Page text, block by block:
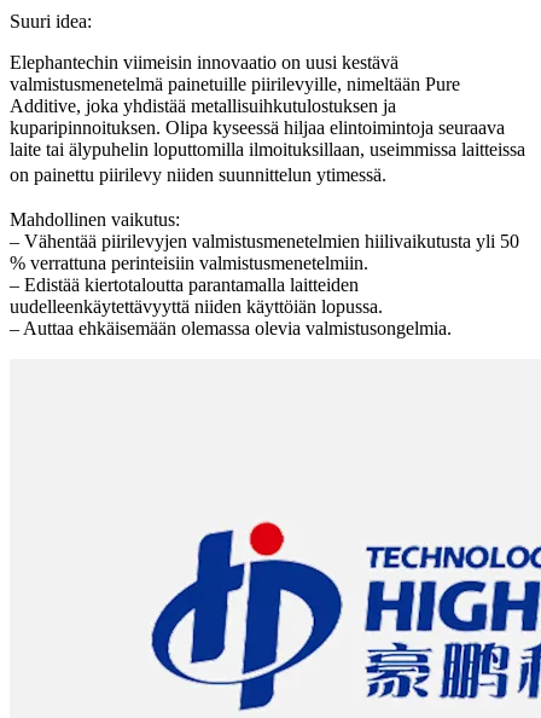
Suuri idea:
Elephantechin viimeisin innovaatio on uusi kestävä
valmistusmenetelmä painetuille piirilevyille, nimeltään Pure
Additive, joka yhdistää metallisuihkutulostuksen ja
kuparipinnoituksen. Olipa kyseessä hiljaa elintoimintoja seuraava
laite tai älypuhelin loputtomilla ilmoituksillaan, useimmissa laitteissa
on painettu piirilevy niiden suunnittelun ytimessä.
Mahdollinen vaikutus:
– Vähentää piirilevyjen valmistusmenetelmien hiilivaikutusta yli 50
% verrattuna perinteisiin valmistusmenetelmiin.
– Edistää kiertotaloutta parantamalla laitteiden
uudelleenkäytettävyyttä niiden käyttöiän lopussa.
– Auttaa ehkäisemään olemassa olevia valmistusongelmia.